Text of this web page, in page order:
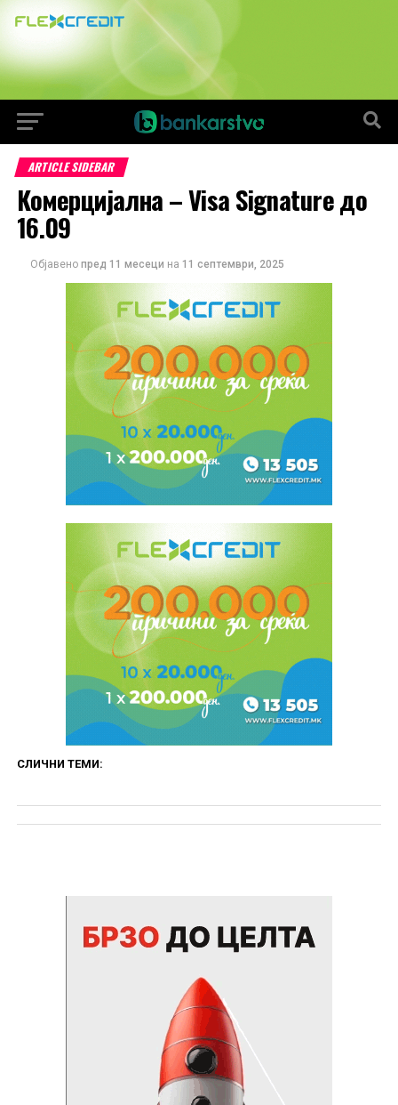
ARTICLE SIDEBAR
Комерцијална – Visa Signature до
16.09
Објавено пред 11 месеци на 11 септември, 2025
СЛИЧНИ ТЕМИ: